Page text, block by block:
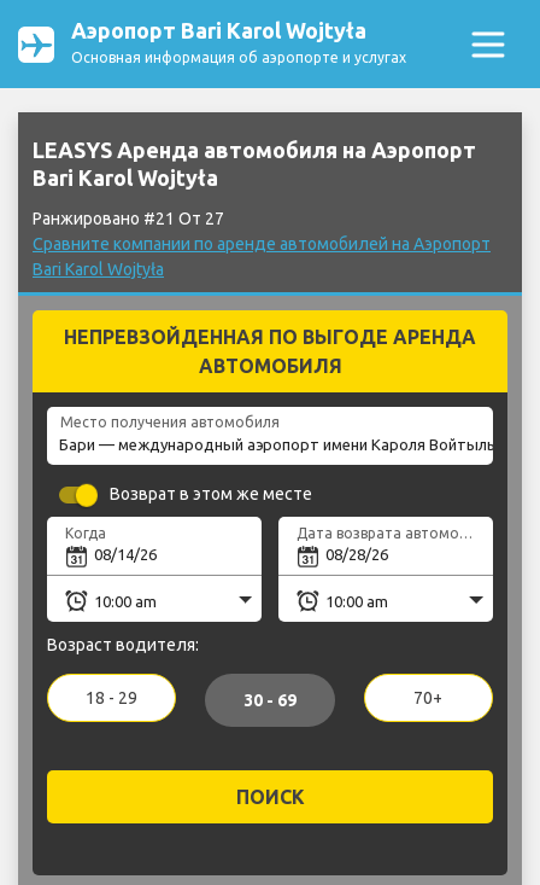
Аэропорт Bari Karol Wojtyła
Основная информация об аэропорте и услугах
LEASYS Аренда автомобиля на Аэропорт
Bari Karol Wojtyła
Ранжировано #21 От 27
Сравните компании по аренде автомобилей на Аэропорт
Bari Karol Wojtyła
НЕПРЕВЗОЙДЕННАЯ ПО ВЫГОДЕ АРЕНДА
АВТОМОБИЛЯ
Место получения автомобиля
Возврат в этом же месте
Когда Дата возврата автомобиля
Возраст водителя:
18 - 29 30 - 69 70+
ПОИСК